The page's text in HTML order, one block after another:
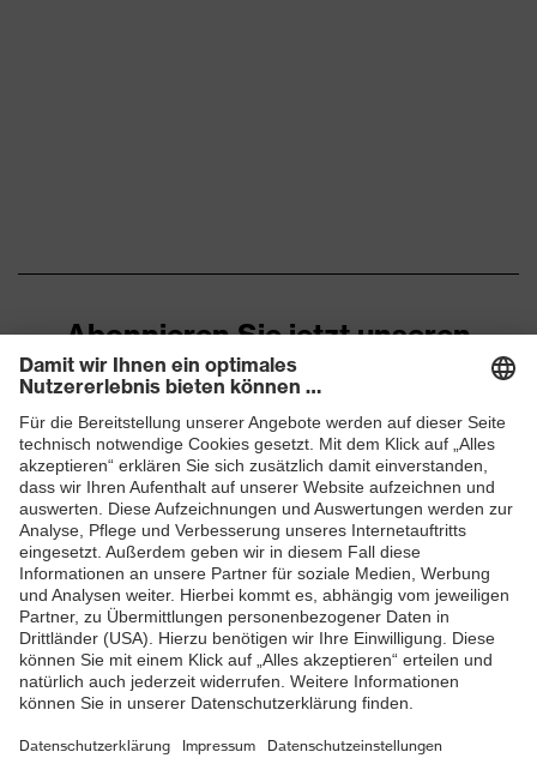
Abonnieren Sie jetzt unseren
Newsletter
ZUM NEWSLETTER ANMELDEN